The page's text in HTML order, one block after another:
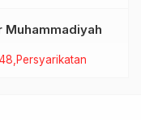
Persyarikatan